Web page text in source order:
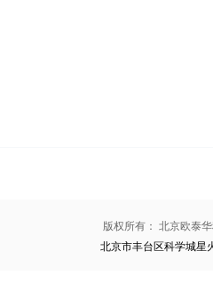
版权所有： 北京欧泰
北京市丰台区科